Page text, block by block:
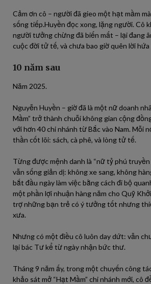
Cảm ơn cô – người đã gieo một hạt mầm
sống tiếp.Huyền đọc xong, lặng người. Cô
người tưởng chừng đã biến mất – lại đang
cuộc đời tử tế, và chưa bao giờ quên lời hứa
10 năm sau
Năm 2025.
Nguyễn Huyền – giờ đã là một nữ doanh
Mầm” trở thành chuỗi không gian cộng
với hơn 40 chi nhánh từ Bắc vào Nam. Mỗi
thần cốt lõi: sách, cà phê, và lòng tử tế.
Từng được mệnh danh là “nữ tỷ phú truyền
vẫn sống giản dị: không xe sang, không
bắt đầu ngày làm việc bằng cách đi bộ
một phần lợi nhuận hàng năm cho Quỹ
trợ những bạn trẻ có ý tưởng tốt nhưng
xưa.
Nhưng có một điều cô luôn day dứt: vẫn
lại bác Tư kể từ ngày nhận bức thư.
Tháng 9 năm ấy, trong một chuyến công
khảo sát mở “Hạt Mầm” chi nhánh mới, cô